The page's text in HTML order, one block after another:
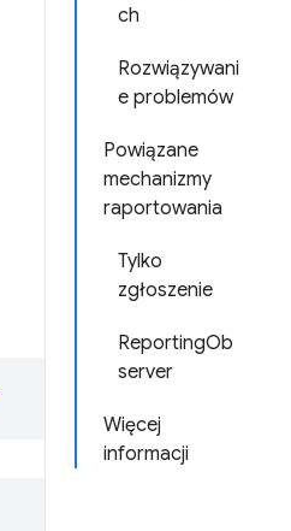
ch
Rozwiązywani
e problemów
Powiązane
mechanizmy
raportowania
Tylko
zgłoszenie
ReportingOb
server
Więcej
informacji